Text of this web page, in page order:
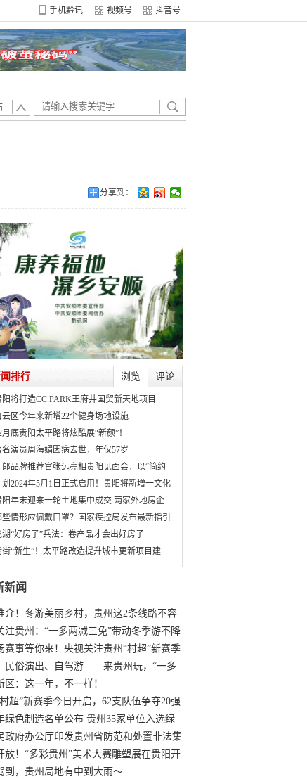
手机黔讯 视频号 抖音号
分享到：
浏览 评论
排行
阳将打造CC PARK王府井国贸新天地项目
云区今年来新增22个健身场地设施
月底贵阳太平路将炫酷展“新颜”！
名演员周海媚因病去世，年仅57岁
郎品牌推荐官张远亮相贵阳见面会，以“简约
划2024年5月1日正式启用！贵阳将新增一文化
阳年末迎来一轮土地集中成交 两家外地房企
些情形应佩戴口罩？国家疾控局发布最新指引
湖“好房子”兵法：卷产品才会出好房子
街“新生”！太平路改造提升城市更新项目建
新闻
介！冬游美丽乡村，贵州这2条线路不容
注贵州：“一多两减三免”带动冬季游不降
赛事等你来！央视关注贵州“村超”新赛季
响”
民俗演出、自驾游……来贵州玩，“一多
免”！
区：这一年，不一样！
超”新赛季今日开启，62支队伍争夺20强
绿色制造名单公布 贵州35家单位入选绿
政府办公厅印发贵州省防范和处置非法集
实施细则
放！“多彩贵州”美术大赛雕塑展在贵阳开
续至1月19日
到，贵州局地有中到大雨～